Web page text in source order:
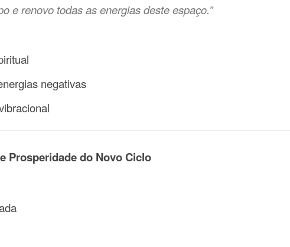
e renovo todas as energias deste espaço.”
negativas
Prosperidade do Novo Ciclo